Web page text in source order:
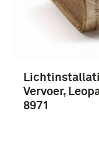
Vervoer,
8971